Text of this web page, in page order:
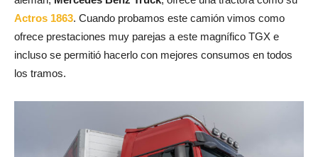
Actros 1863. Cuando probamos este camión vimos como
ofrece prestaciones muy parejas a este magnífico TGX e
incluso se permitió hacerlo con mejores consumos en todos
los tramos.